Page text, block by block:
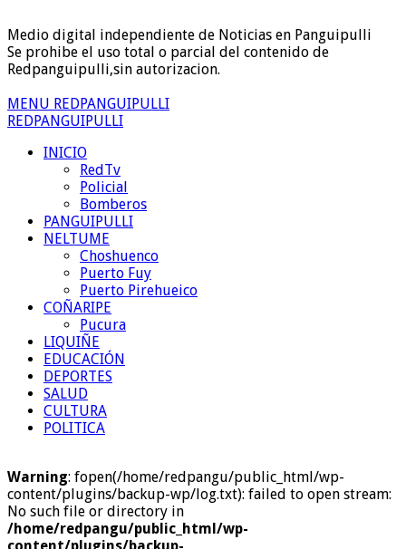
Medio digital independiente de Noticias en Panguipulli
Se prohibe el uso total o parcial del contenido de
Redpanguipulli,sin autorizacion.
MENU REDPANGUIPULLI
REDPANGUIPULLI
INICIO
RedTv
Policial
Bomberos
PANGUIPULLI
NELTUME
Choshuenco
Puerto Fuy
Puerto Pirehueico
COÑARIPE
Pucura
LIQUIÑE
EDUCACIÓN
DEPORTES
SALUD
CULTURA
POLITICA
Warning: fopen(/home/redpangu/public_html/wp-
content/plugins/backup-wp/log.txt): failed to open stream:
No such file or directory in
/home/redpangu/public_html/wp-